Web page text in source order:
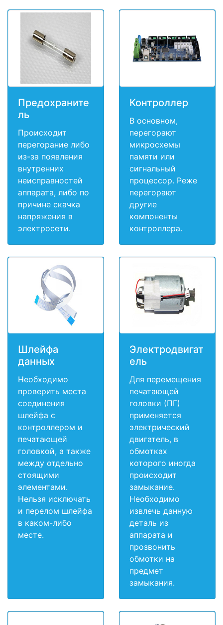
Предохраните
ль
Происходит
перегорание либо
из-за появления
внутренних
неисправностей
аппарата, либо по
причине скачка
напряжения в
электросети.
Контроллер
В основном,
перегорают
микросхемы
памяти или
сигнальный
процессор. Реже
перегорают
другие
компоненты
контроллера.
Шлейфа
данных
Необходимо
проверить места
соединения
шлейфа с
контроллером и
печатающей
головкой, а также
между отдельно
стоящими
элементами.
Нельзя исключать
и перелом шлейфа
в каком-либо
месте.
Электродвигат
ель
Для перемещения
печатающей
головки (ПГ)
применяется
электрический
двигатель, в
обмотках
которого иногда
происходит
замыкание.
Необходимо
извлечь данную
деталь из
аппарата и
прозвонить
обмотки на
предмет
замыкания.